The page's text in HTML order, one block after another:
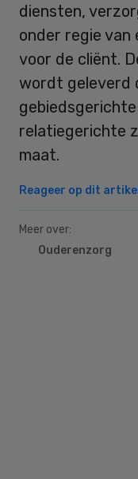
diensten,
onder regie
voor de cliënt.
wordt geleverd
relatiegerichte
maat.
Reageer op dit artikel
Meer over:
Ouderenzorg